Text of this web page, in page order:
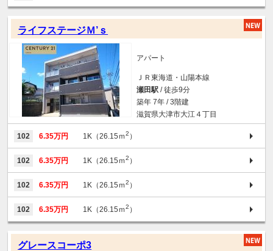
ライフステージＭ’ｓ
アパート
ＪＲ東海道・山陽本線
瀬田駅 / 徒歩9分
築年 7年 / 3階建
滋賀県大津市大江４丁目
102 6.35万円 1K（26.15ｍ2 ）
102 6.35万円 1K（26.15ｍ2 ）
102 6.35万円 1K（26.15ｍ2 ）
102 6.35万円 1K（26.15ｍ2 ）
グレースコーポ3